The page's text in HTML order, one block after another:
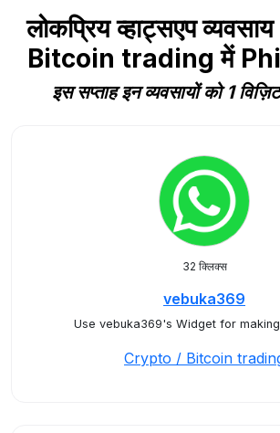
लोकप्रिय व्हाट्सएप
Bitcoin trading में
इस सप्ताह इन व्यवसायों को 1
32 क्लिक्स
vebuka369
Use vebuka369's Widget for
Crypto / Bitcoin